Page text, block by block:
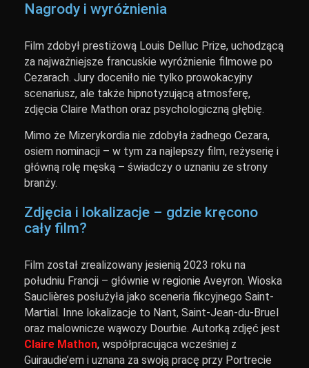
Nagrody i wyróżnienia
Film zdobył prestiżową Louis Delluc Prize, uchodzącą
za najważniejsze francuskie wyróżnienie filmowe po
Cezarach. Jury doceniło nie tylko prowokacyjny
scenariusz, ale także hipnotyzującą atmosferę,
zdjęcia Claire Mathon oraz psychologiczną głębię.
Mimo że Mizerykordia nie zdobyła żadnego Cezara,
osiem nominacji – w tym za najlepszy film, reżyserię i
główną rolę męską – świadczy o uznaniu ze strony
branży.
Zdjęcia i lokalizacje – gdzie kręcono
cały film?
Film został zrealizowany jesienią 2023 roku na
południu Francji – głównie w regionie Aveyron. Wioska
Sauclières posłużyła jako sceneria fikcyjnego Saint-
Martial. Inne lokalizacje to Nant, Saint-Jean-du-Bruel
oraz malownicze wąwozy Dourbie. Autorką zdjęć jest
Claire Mathon, współpracująca wcześniej z
Guiraudie’em i uznana za swoją pracę przy Portrecie